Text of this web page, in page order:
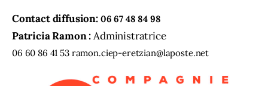
Contact diffusion: 06 67 48 84 98
Patricia Ramon :Administratrice
06 60 86 41 53 ramon.ciep-eretzian@laposte.net